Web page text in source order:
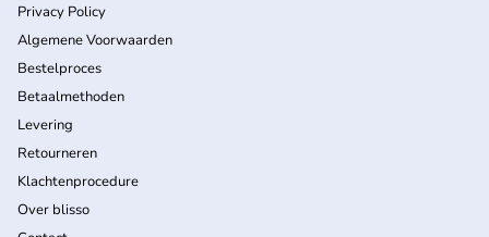
Privacy Policy
Algemene Voorwaarden
Bestelproces
Betaalmethoden
Levering
Retourneren
Klachtenprocedure
Over blisso